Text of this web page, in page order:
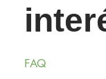
FAQ